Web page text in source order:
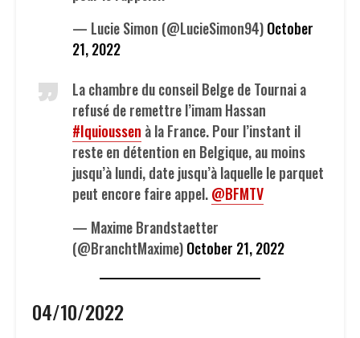
— Lucie Simon (@LucieSimon94)October
21, 2022
La chambre du conseil Belge de Tournai a
refusé de remettre l’imam Hassan
#Iquioussen à la France. Pour l’instant il
reste en détention en Belgique, au moins
jusqu’à lundi, date jusqu’à laquelle le parquet
peut encore faire appel.@BFMTV
— Maxime Brandstaetter
(@BranchtMaxime)October 21, 2022
04/10/2022